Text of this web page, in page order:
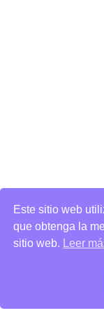
Este sitio web
que obtenga la
sitio web.
Leer